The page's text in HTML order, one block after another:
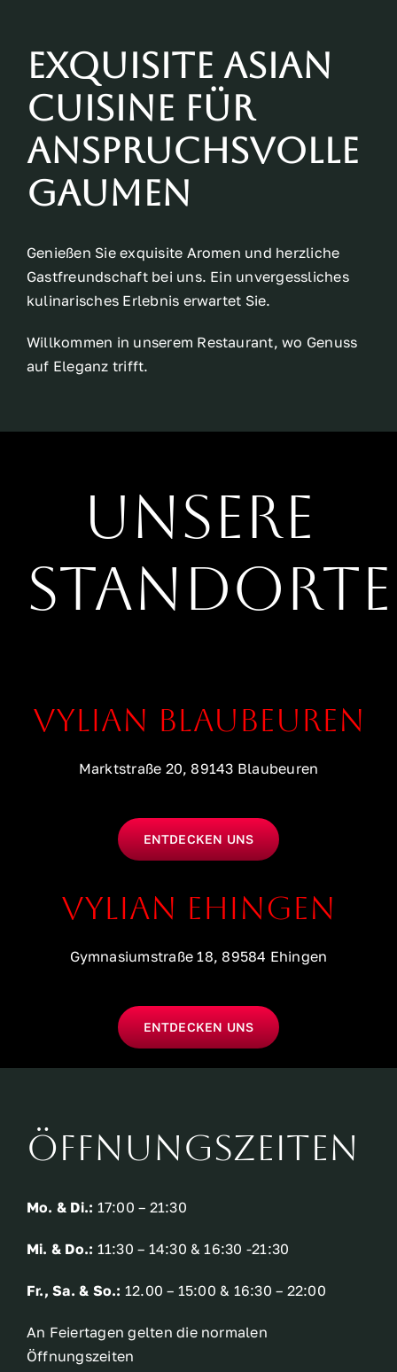
Exquisite Asian
Cuisine für
anspruchsvolle
Gaumen
Genießen Sie exquisite Aromen und herzliche
Gastfreundschaft bei uns. Ein unvergessliches
kulinarisches Erlebnis erwartet Sie.
Willkommen in unserem Restaurant, wo Genuss
auf Eleganz trifft.
UNSERE
STANDORTE
VYLIAN BLAUBEUREN
Marktstraße 20, 89143 Blaubeuren
ENTDECKEN UNS
VYLIAN EHINGEN
Gymnasiumstraße 18, 89584 Ehingen
ENTDECKEN UNS
ÖFFNUNGSZEITEN
Mo. & Di.: 17:00 – 21:30
Mi. & Do.: 11:30 – 14:30 &16:30 -21:30
Fr., Sa. & So.: 12.00 – 15:00 & 16:30 – 22:00
An Feiertagen gelten die normalen
Öffnungszeiten